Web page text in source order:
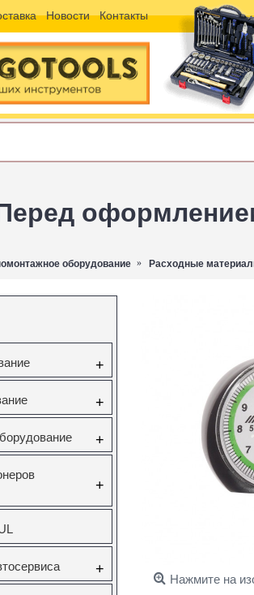
Новости Контакты
оформлением
оборудование Расходные
+
+
+
+
+
Нажмите на